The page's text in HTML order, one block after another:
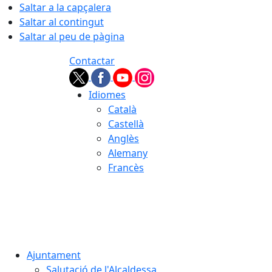
Saltar a la capçalera
Saltar al contingut
Saltar al peu de pàgina
Contactar
Idiomes
Català
Castellà
Anglès
Alemany
Francès
Ajuntament